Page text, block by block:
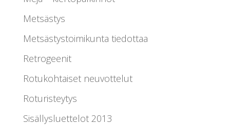
Metsästys
Metsästystoimikunta tiedottaa
Retrogeenit
Rotukohtaiset neuvottelut
Roturisteytys
Sisällysluettelot 2013